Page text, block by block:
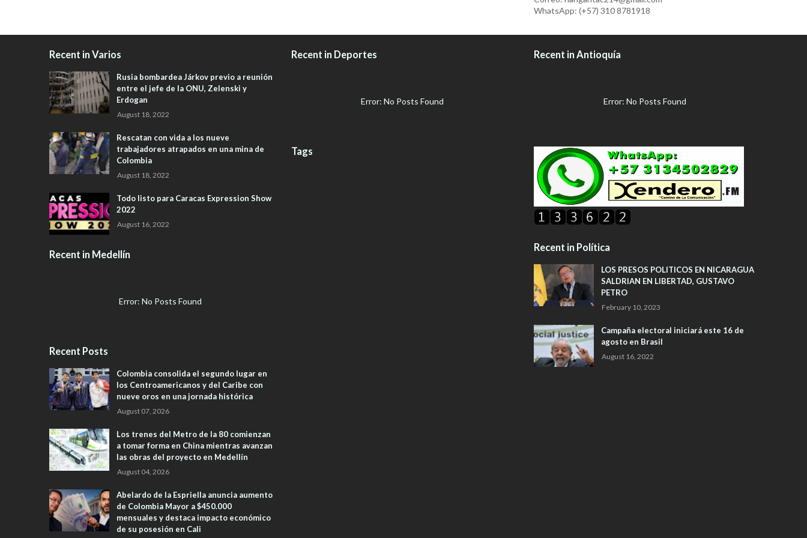
WhatsApp: (+57) 310 8781918
Recent in Varios
Rusia bombardea Járkov previo a reunión
entre el jefe de la ONU, Zelenski y
Erdogan
August 18, 2022
Rescatan con vida a los nueve
trabajadores atrapados en una mina de
Colombia
August 18, 2022
Todo listo para Caracas Expression Show
2022
August 16, 2022
Recent in Medellín
Error: No Posts Found
Recent Posts
Colombia consolida el segundo lugar en
los Centroamericanos y del Caribe con
nueve oros en una jornada histórica
August 07, 2026
Los trenes del Metro de la 80 comienzan
a tomar forma en China mientras avanzan
las obras del proyecto en Medellín
August 04, 2026
Abelardo de la Espriella anuncia aumento
de Colombia Mayor a $450.000
mensuales y destaca impacto económico
de su posesión en Cali
Recent in Deportes
Error: No Posts Found
Tags
Recent in Antioquía
Error: No Posts Found
Recent in Política
LOS PRESOS POLITICOS EN NICARAGUA
SALDRIAN EN LIBERTAD, GUSTAVO
PETRO
February 10, 2023
Campaña electoral iniciará este 16 de
agosto en Brasil
August 16, 2022